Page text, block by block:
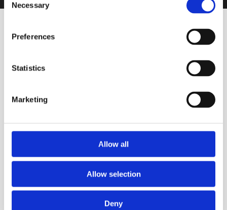
Selection
Necessary
Preferences
Statistics
Marketing
Allow all
Allow selection
Deny
Alquimia Corte Único
Blanco
BODEGA CERRO DEL TORO